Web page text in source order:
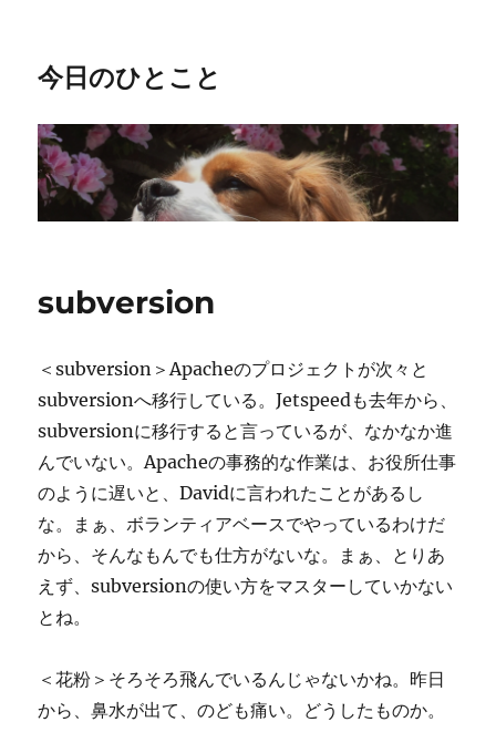
今日のひとこと
subversion
＜subversion＞Apacheのプロジェクトが次々と
subversionへ移行している。Jetspeedも去年から、
subversionに移行すると言っているが、なかなか進
んでいない。Apacheの事務的な作業は、お役所仕事
のように遅いと、Davidに言われたことがあるし
な。まぁ、ボランティアベースでやっているわけだ
から、そんなもんでも仕方がないな。まぁ、とりあ
えず、subversionの使い方をマスターしていかない
とね。
＜花粉＞そろそろ飛んでいるんじゃないかね。昨日
から、鼻水が出て、のども痛い。どうしたものか。